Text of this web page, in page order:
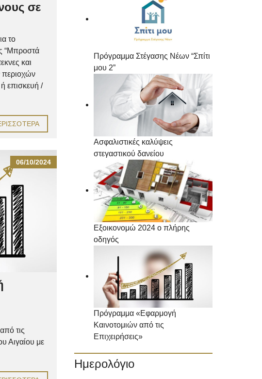
σε
το
“Μπροστά
και
περιοχών
επισκευή /
06/10/2024
τις
Αιγαίου με
Πρόγραμμα Στέγασης Νέων “Σπίτι
μου 2”
Ασφαλιστικές καλύψεις
στεγαστικού δανείου
Εξοικονομώ 2024 ο πλήρης
οδηγός
Πρόγραμμα «Εφαρμογή
Καινοτομιών από τις
Επιχειρήσεις»
Ημερολόγιο